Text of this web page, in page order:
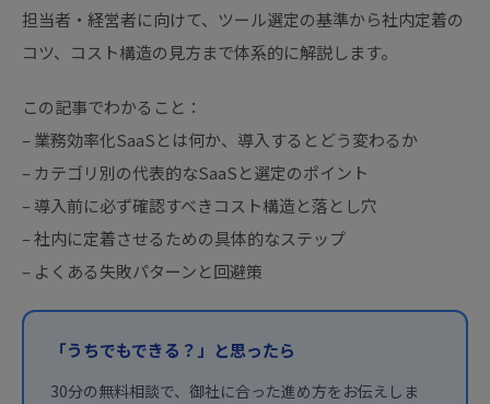
担当者・経営者に向けて、ツール選定の基準から社内定着の
コツ、コスト構造の見方まで体系的に解説します。
この記事でわかること：
– 業務効率化SaaSとは何か、導入するとどう変わるか
– カテゴリ別の代表的なSaaSと選定のポイント
– 導入前に必ず確認すべきコスト構造と落とし穴
– 社内に定着させるための具体的なステップ
– よくある失敗パターンと回避策
「うちでもできる？」と思ったら
30分の無料相談で、御社に合った進め方をお伝えしま